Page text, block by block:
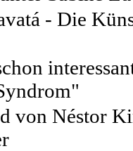
- Die
von Néstor